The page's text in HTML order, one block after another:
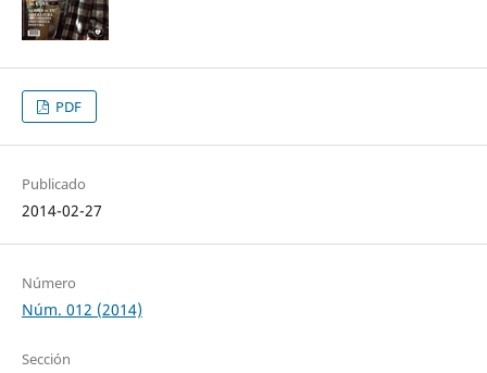
PDF
Publicado
2014-02-27
Número
Núm. 012 (2014)
Sección